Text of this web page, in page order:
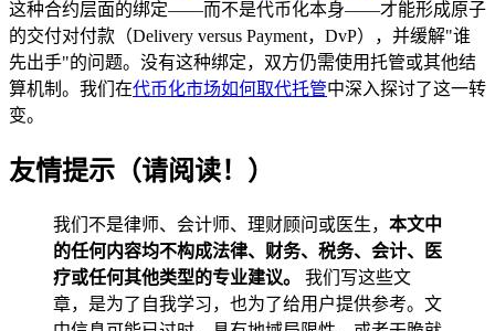
这种合约层面的绑定——而不是代币化本身——才能形成原子
的交付对付款（Delivery versus Payment，DvP），并缓解"谁
先出手"的问题。没有这种绑定，双方仍需使用托管或其他结
算机制。我们在代币化市场如何取代托管中深入探讨了这一转
变。
友情提示（请阅读！）
我们不是律师、会计师、理财顾问或医生， 本文中
的任何内容均不构成法律、财务、税务、会计、医
疗或任何其他类型的专业建议。
我们写这些文
章，是为了自我学习，也为了给用户提供参考。文